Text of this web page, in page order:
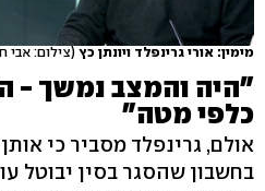
מימין: אורי גרינפלד ויונתן כץ (צילום: אבי
"היה והמצב נמשך -
כלפי מטה"
אולם, גרינפלד מסביר כי
בחשבון שהסגר בסין יבוטל